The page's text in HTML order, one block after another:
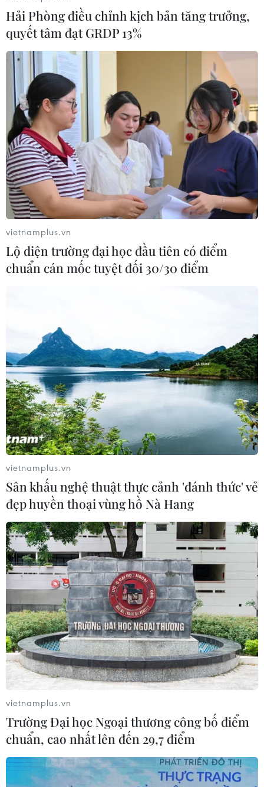
cho biết đã có ít nhất 4 người bị thương trong một vụ
tấn công bằng dao xảy ra gần văn phòng cũ của báo
Charlie Hebdo ở thủ đô Paris ngày 25/9.
Tấn công bằng dao ở Pháp: Cảnh sát đã
bắt giữ 7 đối tượng liên quan
Pháp cho biết đang tiến hành điều tra các đối tượng
theo hướng "âm mưu tấn công liên quan đến khủng bố"
cũng như "đồng lõa với các phần tử khủng bố."
Tấn công bằng dao ở Pháp: Nghi can
chính đã nhận tội
26/09/2020 14:30
Nghi can chính liên quan đến vụ tấn công bằng dao
xảy ra gần văn phòng cũ của tòa soạn báo Charlie
Hebdo tại thủ đô Paris (Pháp) khiến ít nhất 4 người bị
thương đã nhận tội.
Hải Phòng điều chỉnh kịch bản tăng trưởng,
quyết tâm đạt GRDP 13%
vietnamplus.vn
Lộ diện trường đại học đầu tiên có điểm
chuẩn cán mốc tuyệt đối 30/30 điểm
vietnamplus.vn
Sân khấu nghệ thuật thực cảnh 'đánh thức' vẻ
đẹp huyền thoại vùng hồ Nà Hang
vietnamplus.vn
Trường Đại học Ngoại thương công bố điểm
chuẩn, cao nhất lên đến 29,7 điểm